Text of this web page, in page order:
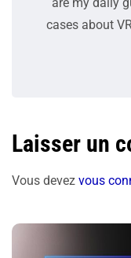
are my daily
cases about
Laisser un
Vous devez vous